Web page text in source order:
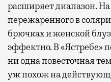
расширяет диапазон.
пережаренного в
брючках и женской
эффектно. В «Ястребе»
ни одна повесточная
уж похож на